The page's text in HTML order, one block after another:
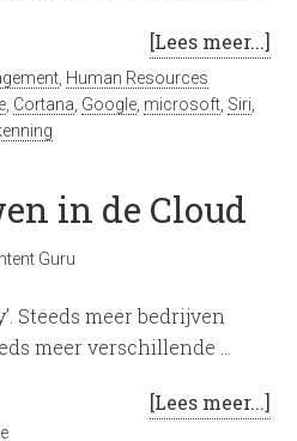
[Lees meer...]
Human Resources
Cortana Google microsoft Siri
in de Cloud
Guru
Steeds meer bedrijven
meer verschillende …
[Lees meer...]